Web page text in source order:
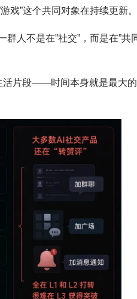
戏”这个共同对象在持续更新。
人不是在”社交”，而是在”共
活片段——时间本身就是最大